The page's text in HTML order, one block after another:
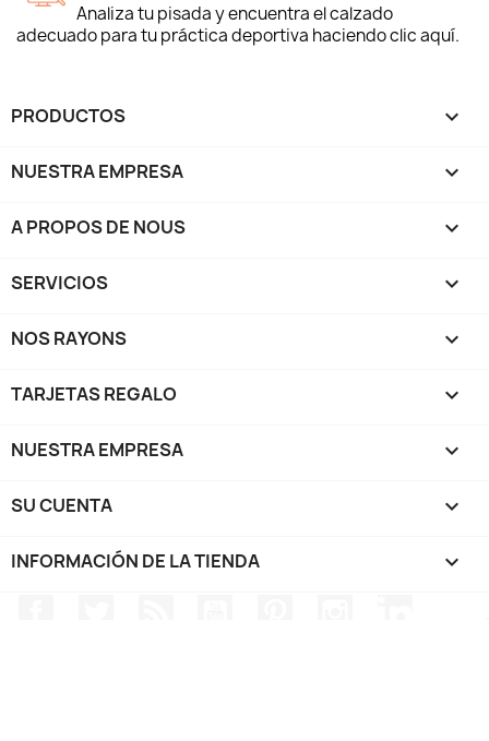
Analiza tu pisada y encuentra el calzado
adecuado para tu práctica deportiva haciendo clic aquí.
PRODUCTOS 
NUESTRA EMPRESA 
A PROPOS DE NOUS 
SERVICIOS 
NOS RAYONS 
TARJETAS REGALO 
NUESTRA EMPRESA 
SU CUENTA 
INFORMACIÓN DE LA TIENDA keyboard_arrow_down